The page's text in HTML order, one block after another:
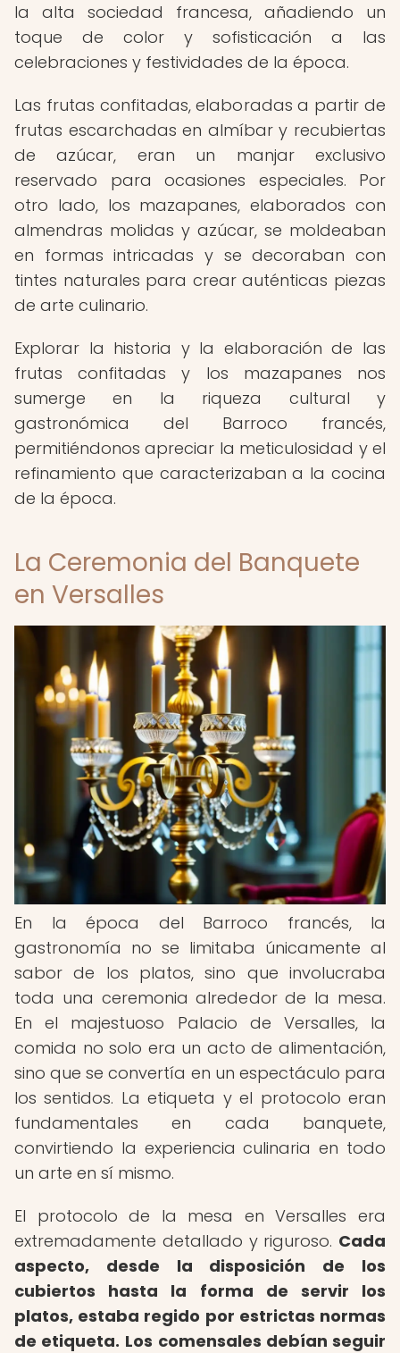
la alta sociedad francesa, añadiendo un
toque de color y sofisticación a las
celebraciones y festividades de la época.
Las frutas confitadas, elaboradas a partir de
frutas escarchadas en almíbar y recubiertas
de azúcar, eran un manjar exclusivo
reservado para ocasiones especiales. Por
otro lado, los mazapanes, elaborados con
almendras molidas y azúcar, se moldeaban
en formas intricadas y se decoraban con
tintes naturales para crear auténticas piezas
de arte culinario.
Explorar la historia y la elaboración de las
frutas confitadas y los mazapanes nos
sumerge en la riqueza cultural y
gastronómica del Barroco francés,
permitiéndonos apreciar la meticulosidad y el
refinamiento que caracterizaban a la cocina
de la época.
La Ceremonia del Banquete
en Versalles
En la época del Barroco francés, la
gastronomía no se limitaba únicamente al
sabor de los platos, sino que involucraba
toda una ceremonia alrededor de la mesa.
En el majestuoso Palacio de Versalles, la
comida no solo era un acto de alimentación,
sino que se convertía en un espectáculo para
los sentidos. La etiqueta y el protocolo eran
fundamentales en cada banquete,
convirtiendo la experiencia culinaria en todo
un arte en sí mismo.
El protocolo de la mesa en Versalles era
extremadamente detallado y riguroso. Cada
aspecto, desde la disposición de los
cubiertos hasta la forma de servir los
platos, estaba regido por estrictas normas
de etiqueta. Los comensales debían seguir